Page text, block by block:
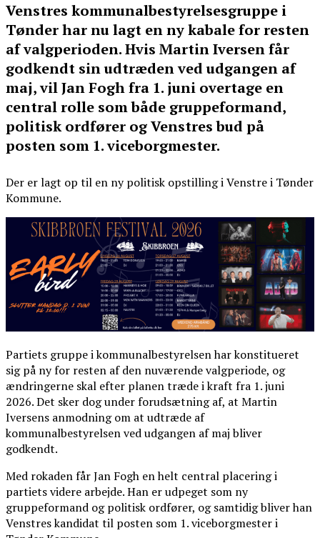
Venstres kommunalbestyrelsesgruppe i
Tønder har nu lagt en ny kabale for resten
af valgperioden. Hvis Martin Iversen får
godkendt sin udtræden ved udgangen af
maj, vil Jan Fogh fra 1. juni overtage en
central rolle som både gruppeformand,
politisk ordfører og Venstres bud på
posten som 1. viceborgmester.
Der er lagt op til en ny politisk opstilling i Venstre i Tønder
Kommune.
Partiets gruppe i kommunalbestyrelsen har konstitueret
sig på ny for resten af den nuværende valgperiode, og
ændringerne skal efter planen træde i kraft fra 1. juni
2026. Det sker dog under forudsætning af, at Martin
Iversens anmodning om at udtræde af
kommunalbestyrelsen ved udgangen af maj bliver
godkendt.
Med rokaden får Jan Fogh en helt central placering i
partiets videre arbejde. Han er udpeget som ny
gruppeformand og politisk ordfører, og samtidig bliver han
Venstres kandidat til posten som 1. viceborgmester i